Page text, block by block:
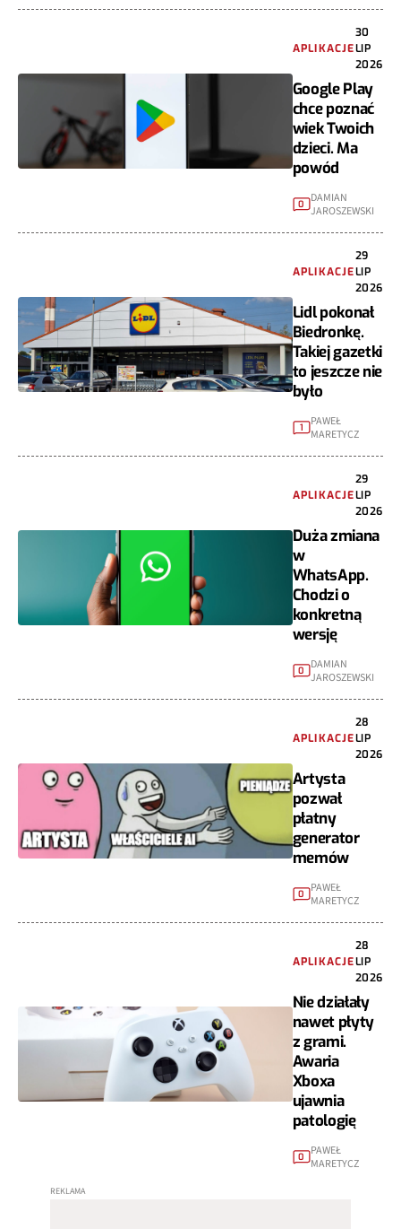
APLIKACJE
30
LIP
2026
Google Play
chce poznać
wiek Twoich
dzieci. Ma
powód
0 DAMIAN
JAROSZEWSKI
APLIKACJE
29
LIP
2026
Lidl pokonał
Biedronkę.
Takiej gazetki
to jeszcze nie
było
1
PAWEŁ
MARETYCZ
APLIKACJE
29
LIP
2026
Duża zmiana
w
WhatsApp.
Chodzi o
konkretną
wersję
0 DAMIAN
JAROSZEWSKI
APLIKACJE
28
LIP
2026
Artysta
pozwał
płatny
generator
memów
0 PAWEŁ
MARETYCZ
APLIKACJE
28
LIP
2026
Nie działały
nawet płyty
z grami.
Awaria
Xboxa
ujawnia
patologię
0 PAWEŁ
MARETYCZ